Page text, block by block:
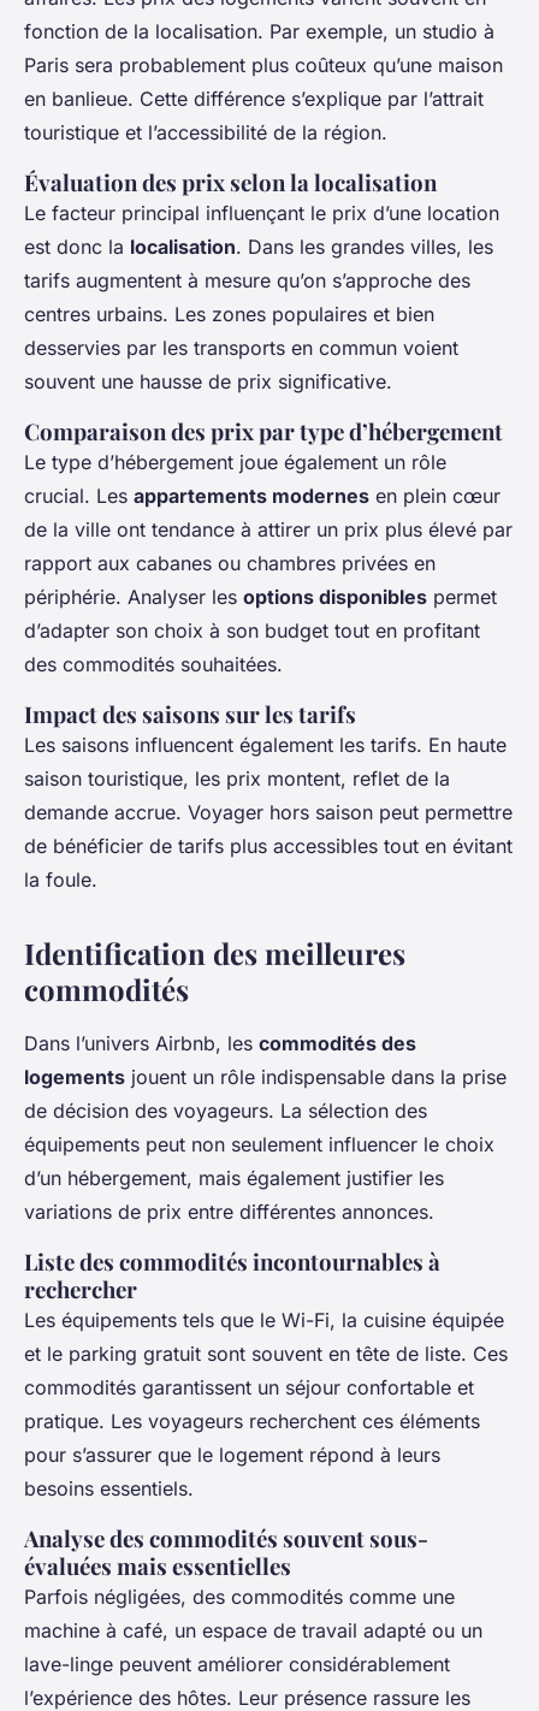
fonction de la localisation. Par exemple, un studio à
Paris sera probablement plus coûteux qu’une maison
en banlieue. Cette différence s’explique par l’attrait
touristique et l’accessibilité de la région.
Évaluation des prix selon la localisation
Le facteur principal influençant le prix d’une location
est donc la localisation. Dans les grandes villes, les
tarifs augmentent à mesure qu’on s’approche des
centres urbains. Les zones populaires et bien
desservies par les transports en commun voient
souvent une hausse de prix significative.
Comparaison des prix par type d’hébergement
Le type d’hébergement joue également un rôle
crucial. Les appartements modernes en plein cœur
de la ville ont tendance à attirer un prix plus élevé par
rapport aux cabanes ou chambres privées en
périphérie. Analyser les options disponibles permet
d’adapter son choix à son budget tout en profitant
des commodités souhaitées.
Impact des saisons sur les tarifs
Les saisons influencent également les tarifs. En haute
saison touristique, les prix montent, reflet de la
demande accrue. Voyager hors saison peut permettre
de bénéficier de tarifs plus accessibles tout en évitant
la foule.
Identification des meilleures
commodités
Dans l’univers Airbnb, les commodités des
logements jouent un rôle indispensable dans la prise
de décision des voyageurs. La sélection des
équipements peut non seulement influencer le choix
d’un hébergement, mais également justifier les
variations de prix entre différentes annonces.
Liste des commodités incontournables à
rechercher
Les équipements tels que le Wi-Fi, la cuisine équipée
et le parking gratuit sont souvent en tête de liste. Ces
commodités garantissent un séjour confortable et
pratique. Les voyageurs recherchent ces éléments
pour s’assurer que le logement répond à leurs
besoins essentiels.
Analyse des commodités souvent sous-
évaluées mais essentielles
Parfois négligées, des commodités comme une
machine à café, un espace de travail adapté ou un
lave-linge peuvent améliorer considérablement
l’expérience des hôtes. Leur présence rassure les